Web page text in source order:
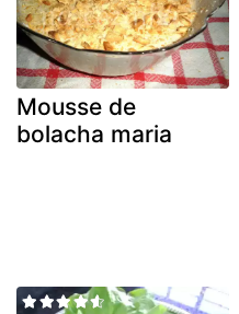
Mousse de
bolacha maria